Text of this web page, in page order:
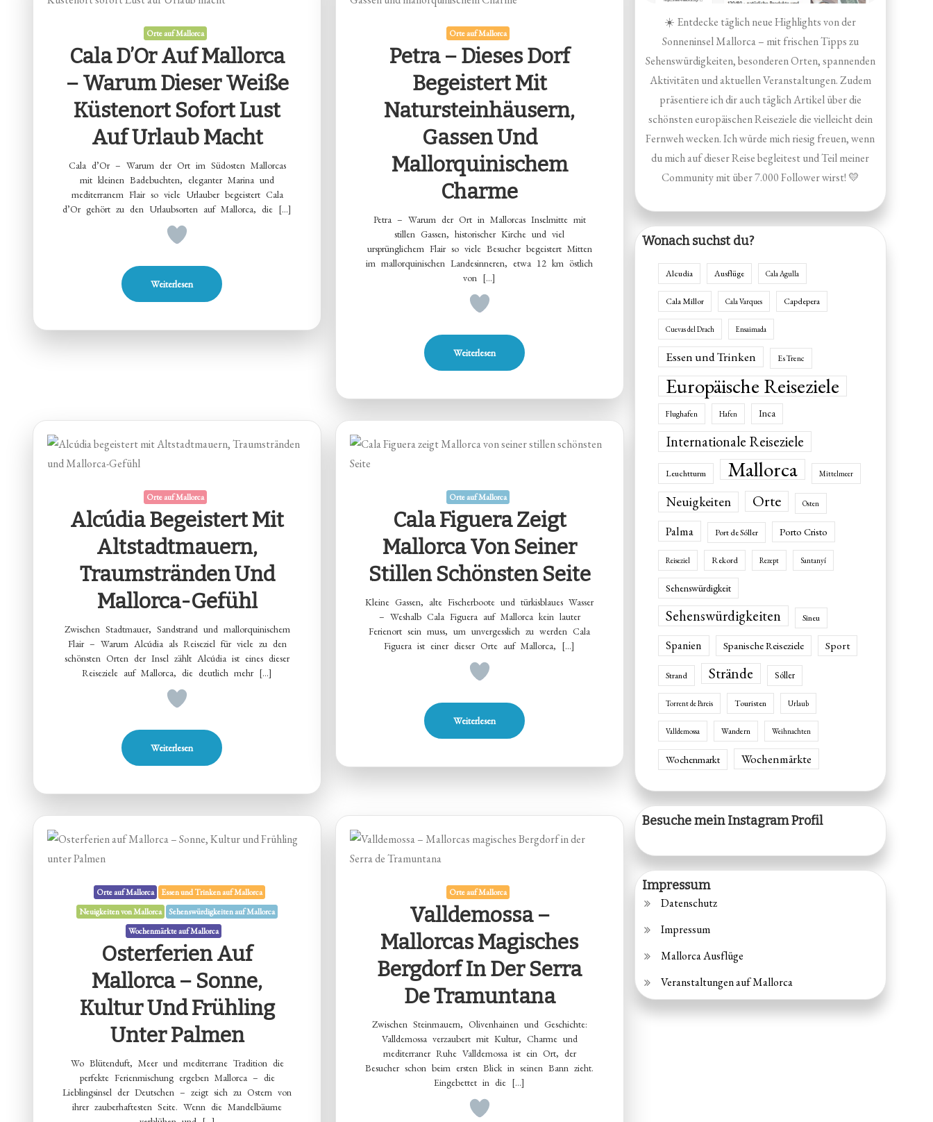
Orte auf Mallorca
Cala D’Or Auf Mallorca
– Warum Dieser Weiße
Küstenort Sofort Lust
Auf Urlaub Macht
Cala d’Or – Warum der Ort im Südosten Mallorcas
mit kleinen Badebuchten, eleganter Marina und
mediterranem Flair so viele Urlauber begeistert Cala
d’Or gehört zu den Urlaubsorten auf Mallorca, die […]
Weiterlesen
Orte auf Mallorca
Petra – Dieses Dorf
Begeistert Mit
Natursteinhäusern,
Gassen Und
Mallorquinischem
Charme
Petra – Warum der Ort in Mallorcas Inselmitte mit
stillen Gassen, historischer Kirche und viel
ursprünglichem Flair so viele Besucher begeistert Mitten
im mallorquinischen Landesinneren, etwa 12 km östlich
von […]
Weiterlesen
Orte auf Mallorca
Alcúdia Begeistert Mit
Altstadtmauern,
Traumstränden Und
Mallorca-Gefühl
Zwischen Stadtmauer, Sandstrand und mallorquinischem
Flair – Warum Alcúdia als Reiseziel für viele zu den
schönsten Orten der Insel zählt Alcúdia ist eines dieser
Reiseziele auf Mallorca, die deutlich mehr […]
Weiterlesen
Orte auf Mallorca
Cala Figuera Zeigt
Mallorca Von Seiner
Stillen Schönsten Seite
Kleine Gassen, alte Fischerboote und türkisblaues Wasser
– Weshalb Cala Figuera auf Mallorca kein lauter
Ferienort sein muss, um unvergesslich zu werden Cala
Figuera ist einer dieser Orte auf Mallorca, […]
Weiterlesen
Orte auf Mallorca
Essen und Trinken auf Mallorca
Neuigkeiten von Mallorca
Sehenswürdigkeiten auf Mallorca
Wochenmärkte auf Mallorca
Osterferien Auf
Mallorca – Sonne,
Kultur Und Frühling
Unter Palmen
Wo Blütenduft, Meer und mediterrane Tradition die
perfekte Ferienmischung ergeben Mallorca – die
Lieblingsinsel der Deutschen – zeigt sich zu Ostern von
ihrer zauberhaftesten Seite. Wenn die Mandelbäume
Orte auf Mallorca
Valldemossa –
Mallorcas Magisches
Bergdorf In Der Serra
De Tramuntana
Zwischen Steinmauern, Olivenhainen und Geschichte:
Valldemossa verzaubert mit Kultur, Charme und
mediterraner Ruhe Valldemossa ist ein Ort, der
Besucher schon beim ersten Blick in seinen Bann zieht.
Eingebettet in die […]
☀️ Entdecke täglich neue Highlights von der
Sonneninsel Mallorca – mit frischen Tipps zu
Sehenswürdigkeiten, besonderen Orten, spannenden
Aktivitäten und aktuellen Veranstaltungen. Zudem
präsentiere ich dir auch täglich Artikel über die
schönsten europäischen Reiseziele die vielleicht dein
Fernweh wecken. Ich würde mich riesig freuen, wenn
du mich auf dieser Reise begleitest und Teil meiner
Community mit über 7.000 Follower wirst! 💛
Wonach suchst du?
Alcudia Ausflüge Cala Agulla
Cala Millor Cala Varques Capdepera
Cuevas del Drach Ensaimada
Essen und Trinken Es Trenc
Europäische Reiseziele
Flughafen Hafen Inca
Internationale Reiseziele
Leuchtturm Mallorca Mittelmeer
Neuigkeiten Orte Osten
Palma Port de Sóller Porto Cristo
Reiseziel Rekord Rezept Santanyí
Sehenswürdigkeit
Sehenswürdigkeiten Sineu
Spanien Spanische Reiseziele Sport
Strand Strände Sóller
Torrent de Pareis Touristen Urlaub
Valldemossa Wandern Weihnachten
Wochenmarkt Wochenmärkte
Besuche mein Instagram Profil
Impressum
Datenschutz
Impressum
Mallorca Ausflüge
Veranstaltungen auf Mallorca